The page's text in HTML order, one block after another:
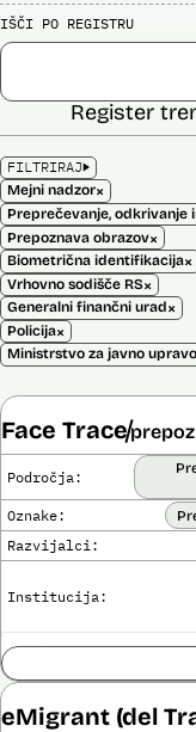
IŠČI PO REGISTRU
FILTRIRAJ
Mejni nadzor×
Prepoznava obrazov×
Biometrična identifikacija×
Vrhovno sodišče RS×
Generalni finančni urad×
Policija×
Ministrstvo za javno upravo
Register
Face Trace
Področja:
Oznake:
Razvijalci:
Institucija:
Cena:
licence:
Analiza učinka na
opravljena:
eMigrant (del